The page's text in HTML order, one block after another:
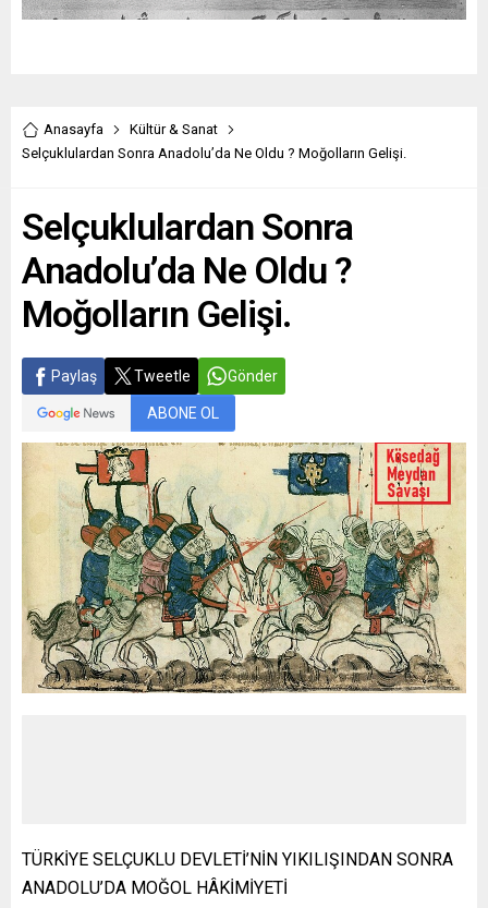
Anasayfa
Kültür & Sanat
Selçuklulardan Sonra Anadolu’da Ne Oldu ? Moğolların Gelişi.
Selçuklulardan Sonra
Anadolu’da Ne Oldu ?
Moğolların Gelişi.
Paylaş Tweetle Gönder
ABONE OL
TÜRKİYE SELÇUKLU DEVLETİ’NİN YIKILIŞINDAN SONRA
ANADOLU’DA MOĞOL HÂKİMİYETİ